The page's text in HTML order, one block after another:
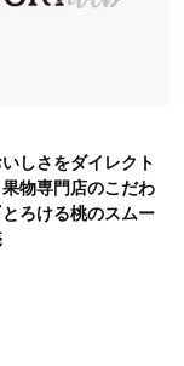
しさをダイレクト
物専門店のこだわ
とろける桃のスムー